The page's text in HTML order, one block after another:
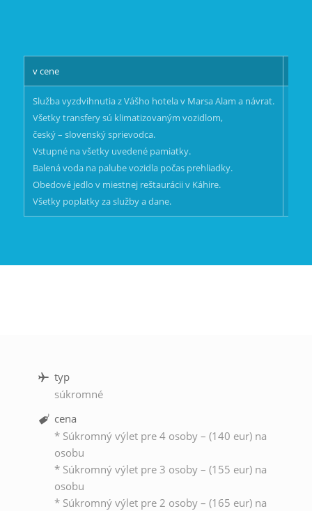
v cene
Služba vyzdvihnutia z Vášho hotela v Marsa Alam a návrat.
Všetky transfery sú klimatizovaným vozidlom,
český – slovenský sprievodca.
Vstupné na všetky uvedené pamiatky.
Balená voda na palube vozidla počas prehliadky.
Obedové jedlo v miestnej reštaurácii v Káhire.
Všetky poplatky za služby a dane.
typ
súkromné
cena
* Súkromný výlet pre 4 osoby – (140 eur) na
osobu
* Súkromný výlet pre 3 osoby – (155 eur) na
osobu
* Súkromný výlet pre 2 osoby – (165 eur) na